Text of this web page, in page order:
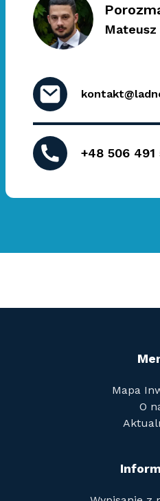
Mateusz
+48 506 491
Mapa
O